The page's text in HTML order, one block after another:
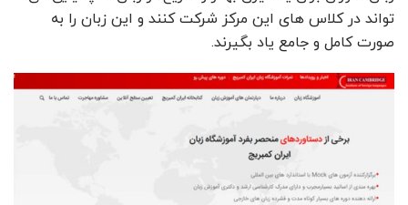
تواند در کلاس های این مرکز شرکت کنند و این زبان را به
صورت کامل و جامع یاد بگیرند.